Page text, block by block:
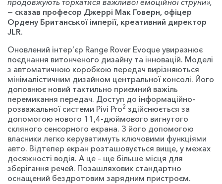
продовжують торкатися важливої емоційної струни»,
— сказав професор Джеррі Мак Говерн, офіцер
Ордену Британської імперії, креативний директор
JLR.
Оновлений інтер’єр Range Rover Evoque увиразнює
поєднання витонченого дизайну та інновацій. Моделі
з автоматичною коробкою передач вирізняються
мінімалістичним дизайном центральної консолі. Його
доповнює новий тактильно приємний важіль
перемикання передач. Доступ до інформаційно-
розважальної системи Pivi Pro2 здійснюється за
допомогою нового 11,4-дюймового вигнутого
скляного сенсорного екрана. З його допомогою
власники легко керуватимуть ключовими функціями
авто. Відтепер екран розташовується вище, у межах
досяжності водія. А це – ще більше місця для
зберігання речей. Позашляховик стандартно
оснащений бездротовим зарядним пристроєм.